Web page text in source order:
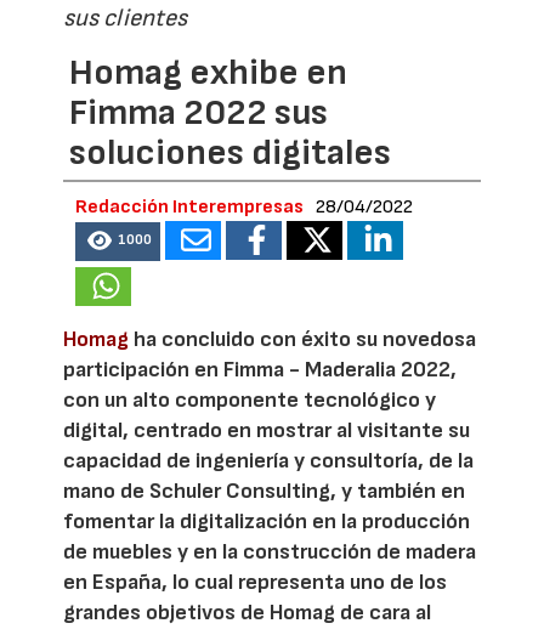
sus clientes
Homag exhibe en
Fimma 2022 sus
soluciones digitales
Redacción Interempresas 28/04/2022
1000
Homag ha concluido con éxito su novedosa
participación en Fimma - Maderalia 2022,
con un alto componente tecnológico y
digital, centrado en mostrar al visitante su
capacidad de ingeniería y consultoría, de la
mano de Schuler Consulting, y también en
fomentar la digitalización en la producción
de muebles y en la construcción de madera
en España, lo cual representa uno de los
grandes objetivos de Homag de cara al